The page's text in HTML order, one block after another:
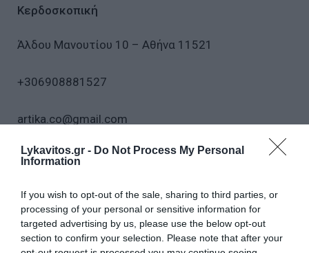
Lykavitos.gr - Do Not Process My Personal
Information
If you wish to opt-out of the sale, sharing to third parties, or
processing of your personal or sensitive information for
targeted advertising by us, please use the below opt-out
section to confirm your selection. Please note that after your
Κερδοσκοπική
Άλδου Μανουτίου 10 – Αθήνα 11521
+306908881527
artika.co@gmail.com
www.artika.co
Καλλιτεχνική Διεύθυνση: Μαριλένα
Τριανταφυλλίδου
Η Artika υπόσχεται να συνεχίσει το ταξίδι αυτό, με